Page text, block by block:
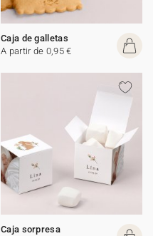
Caja de galletas
A partir de 0,95 €
Caja sorpresa